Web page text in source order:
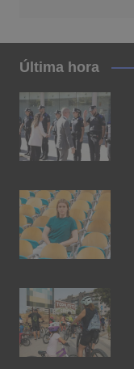
Última hora